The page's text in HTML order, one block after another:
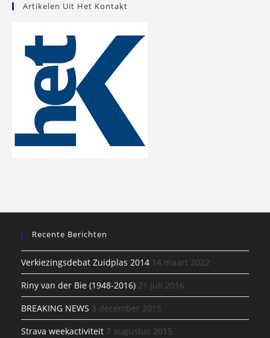
Artikelen Uit Het Kontakt
Recente Berichten
Verkiezingsdebat Zuidplas 2014 14 maart 2022
Riny van der Bie (1948-2016) 21 juli 2016
BREAKING NEWS 3 december 2015
Strava weekactiviteit 7 augustus 2015